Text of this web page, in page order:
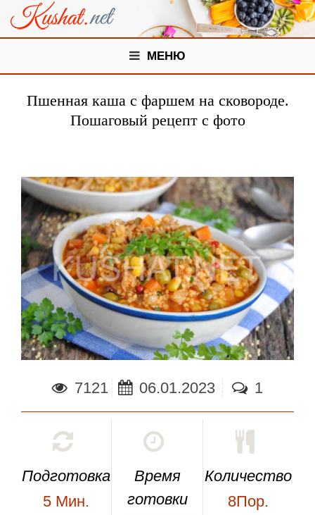
МЕНЮ
Пшенная каша с фаршем на сковороде.
Пошаговый рецепт с фото
7121 06.01.2023 1
Подготовка
5 Мин.
Время
готовки
Количество
8Пор.